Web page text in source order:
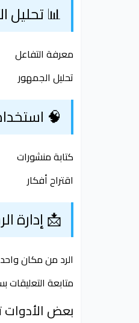
📊 تحليل
معرفة التفاعل
تحليل الجمهور
🧠
كتابة منشورات
اقتراح أفكار
📩 إدارة
الرد من مكان واحد
متابعة التعليقات
بعض